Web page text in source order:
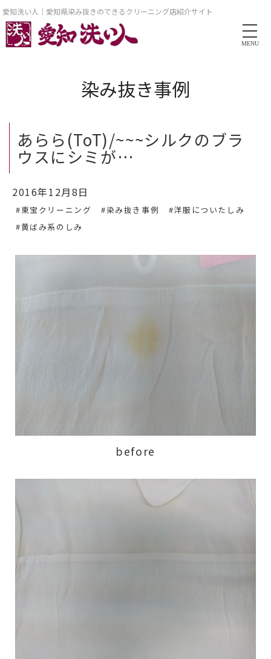
愛知洗い人｜愛知県染み抜きのできるクリーニング店紹介サイト
MENU
染み抜き事例
あらら(ToT)/~~~シルクのブラ
ウスにシミが…
2016年12月8日
#東宝クリーニング #染み抜き事例
#洋服についたしみ
#黄ばみ系のしみ
before